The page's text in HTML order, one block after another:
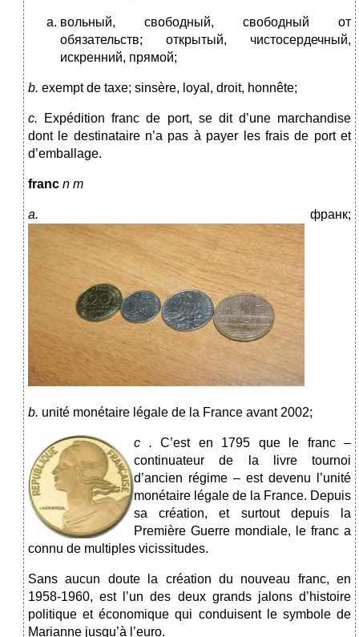
вольный, свободный, свободный от
обязательств; открытый, чистосердечный,
искренний, прямой;
b. exempt de taxe; sinsère, loyal, droit, honnête;
c.
Expédition franc de port, se dit d’une marchandise
dont le destinataire n’a pas à payer les frais de port et
d’emballage.
franc n m
a. франк;
b. unité monétaire légale de la France avant 2002;
c . C’est en 1795 que le franc –
continuateur de la livre tournoi
d’ancien régime – est devenu l’unité
monétaire légale de la France. Depuis
sa création, et surtout depuis la
Première Guerre mondiale, le franc a
connu de multiples vicissitudes.
Sans aucun doute la création du nouveau franc, en
1958-1960, est l’un des deux grands jalons d’histoire
politique et économique qui conduisent le symbole de
Marianne jusqu’à l’euro.